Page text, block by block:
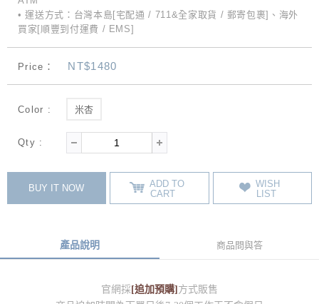
• 運送方式：台灣本島[宅配通 / 711&全家取貨 / 郵寄包裹]、海外
買家[順豐到付運費 / EMS]
Price： NT$1480
Color : 米杏
Qty :
BUY IT NOW
ADD TO
CART
WISH
LIST
產品說明 商品問與答
官網採[追加預購]方式販售